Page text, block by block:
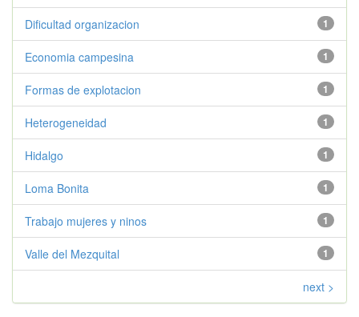
1
Dificultad organizacion
1
Economia campesina
1
Formas de explotacion
1
Heterogeneidad
1
Hidalgo
1
Loma Bonita
1
Trabajo mujeres y ninos
1
Valle del Mezquital
next >